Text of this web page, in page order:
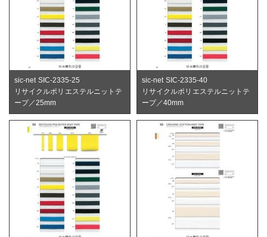
sic-net SIC-2335-25
リサイクルポリエステルニットテ
ープ／25mm
sic-net SIC-2335-40
リサイクルポリエステルニットテ
ープ／40mm